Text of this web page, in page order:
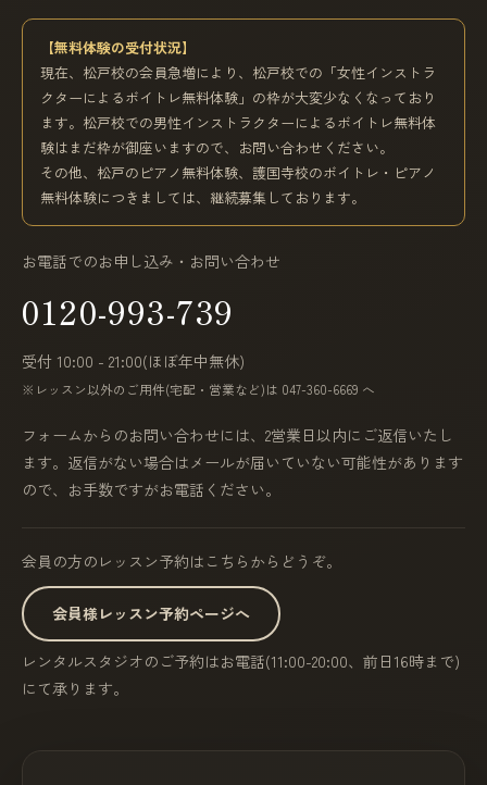
【無料体験の受付状況】
現在、松戸校の会員急増により、松戸校での「女性インストラ
クターによるボイトレ無料体験」の枠が大変少なくなっており
ます。松戸校での男性インストラクターによるボイトレ無料体
験はまだ枠が御座いますので、お問い合わせください。
その他、松戸のピアノ無料体験、護国寺校のボイトレ・ピアノ
無料体験につきましては、継続募集しております。
お電話でのお申し込み・お問い合わせ
0120-993-739
受付 10:00 - 21:00(ほぼ年中無休)
※レッスン以外のご用件(宅配・営業など)は 047-360-6669 へ
フォームからのお問い合わせには、2営業日以内にご返信いたし
ます。返信がない場合はメールが届いていない可能性があります
ので、お手数ですがお電話ください。
会員の方のレッスン予約はこちらからどうぞ。
会員様レッスン予約ページへ
レンタルスタジオのご予約はお電話(11:00-20:00、前日16時まで)
にて承ります。